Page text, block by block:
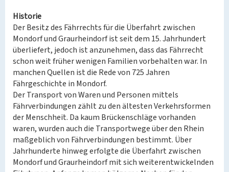
Historie
Der Besitz des Fährrechts für die Überfahrt zwischen
Mondorf und Graurheindorf ist seit dem 15. Jahrhundert
überliefert, jedoch ist anzunehmen, dass das Fährrecht
schon weit früher wenigen Familien vorbehalten war. In
manchen Quellen ist die Rede von 725 Jahren
Fährgeschichte in Mondorf.
Der Transport von Waren und Personen mittels
Fährverbindungen zählt zu den ältesten Verkehrsformen
der Menschheit. Da kaum Brückenschläge vorhanden
waren, wurden auch die Transportwege über den Rhein
maßgeblich von Fährverbindungen bestimmt. Über
Jahrhunderte hinweg erfolgte die Überfahrt zwischen
Mondorf und Graurheindorf mit sich weiterentwickelnden